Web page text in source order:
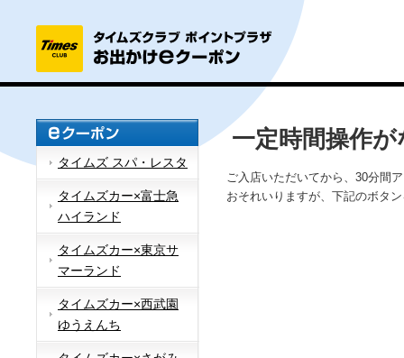
タイムズ スパ・レスタ
タイムズカー×富士急
ハイランド
タイムズカー×東京サ
マーランド
タイムズカー×西武園
ゆうえんち
一定時間操作
ご入店いただいてから、30分間
おそれいりますが、下記のボタ